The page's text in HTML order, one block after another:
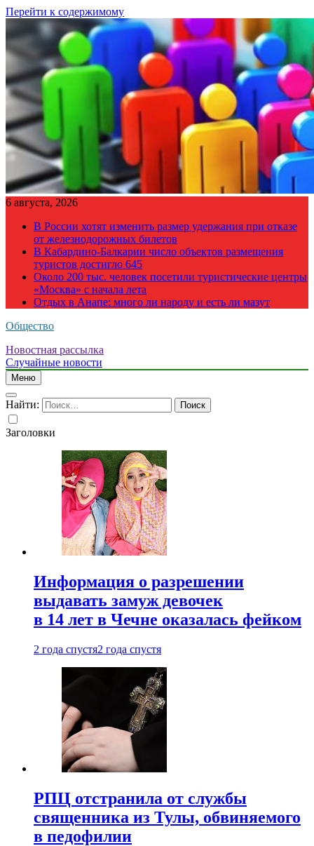
Перейти к содержимому
6 августа, 2026
В России хотят изменить размер удержания при отказе
от железнодорожных билетов
В Кабардино-Балкарии число объектов размещения
туристов достигло 645
Около 200 тыс. человек посетили туристические центры
«Москва» с начала лета
Отдых в Анапе: много ли народу и есть ли мазут
Общество
Новостная рассылка
Случайные новости
Меню
Найти:
Заголовки
Информация о разрешении
выдавать замуж девочек
в 14 лет в Чечне оказалась фейком
2 года спустя2 года спустя
РПЦ отстранила от службы
священника из Тулы, обвиняемого
в педофилии